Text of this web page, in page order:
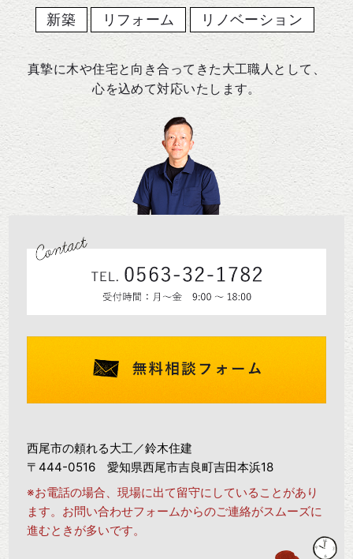
新築 リフォーム リノベーション
真摯に木や住宅と向き合ってきた大工職人として、
心を込めて対応いたします。
西尾市の頼れる大工／鈴木住建
〒444-0516 愛知県西尾市吉良町吉田本浜18
※お電話の場合、現場に出て留守にしていることがあり
ます。お問い合わせフォームからのご連絡がスムーズに
進むときが多いです。